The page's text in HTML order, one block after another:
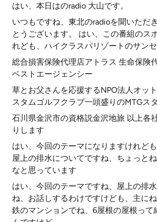
はい、本日はのradio 大山です。
いつもですね、東北のradioを聞いただ
とうございます。 はい、この番組のス
れども、ハイクラスパリゾートのサン
総合損害保険代理店アトラス 生命保険
ベストエージェンシー
草とお父さんを応援するNPO法人オッ
スタムゴルフクラブ一頭盛りのMTGス
石川県金沢市の資格説金沢地旅 以上各
りします
はい、今回のテーマになりますけれど
屋上の排水についてですね、ちょっと
なと思っています
はい、今回のテーマですね、屋上の排
ね、お話しするわけですけども、主に
鉄のマンションでね、6屋根の屋根って